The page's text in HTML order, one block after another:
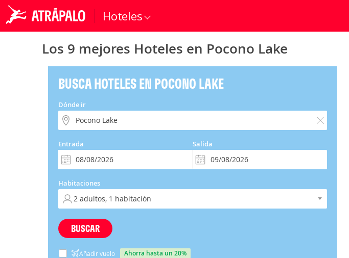
Hoteles
Los 9 mejores Hoteles en Pocono Lake
BUSCA HOTELES EN POCONO LAKE
Dónde ir
Entrada Salida
Habitaciones
BUSCAR
Añadir vuelo ahorra hasta un 20%